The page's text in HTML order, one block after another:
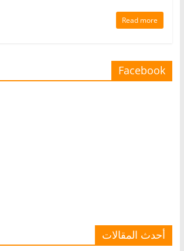
Read more
Facebook
أحدث المقالات